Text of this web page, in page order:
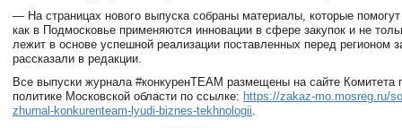
— На страницах нового выпуска собраны материалы, которые
как в Подмосковье применяются инновации в сфере закупок и не
лежит в основе успешной реализации поставленных перед регионом
рассказали в редакции.
Все выпуски журнала #конкуренTEAM размещены на сайте Комитета
политике Московской области по ссылке: https://zakaz-mo.mosreg.ru/
zhurnal-konkurenteam-lyudi-biznes-tekhnologii